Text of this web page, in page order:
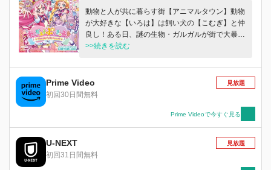
動物と人が共に暮らす街【アニマルタウン】動物
が大好きな【いろは】は飼い犬の【こむぎ】と仲
良し！ある日、謎の生物・ガルガルが街で大暴
れ！だけど、いろはを守るためにこむぎが人の姿
ガルガルしている子を助けなきゃ…！力を合わせ
て動物たちを【ニコガーデン】にかえしてあげよ
う！
>>続きを読む
Prime Video
初回30日間無料
見放題
Prime Videoで今すぐ見る
U-NEXT
初回31日間無料
見放題